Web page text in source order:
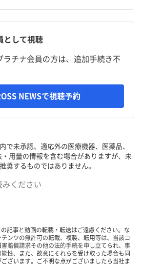
として視聴
ラチナ会員の方は、追加手続き不
NEWSで視聴予約
で未承認、適応外の医療機器、医薬品、
用量の情報を含む場合がありますが、未
奨するものではありません。
みください
記事と動画の転載・転送はご遠慮ください。な
ンツの無許可の転載、複製、転用等は、当該コ
賠償請求その他の法的手続を申し立てられ、事
性、また、故意にそれらを受け取った場合も同
ざいます。ご不明な点がございましたら当社ま